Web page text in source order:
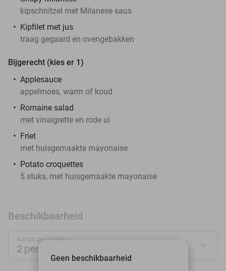
kipschnitzel met Milanese saus
Kipfilet met jus
traag gegaard en ovengebakken
Bijgerecht (kies er 1)
Applesauce
appelmoes, warm of koud
Romaine salad
met vinaigrette en rode ui
Friet
met huisgemaakte mayonaise
Potato croquettes
5 stuks, met huisgemaakte mayonaise
Beschikbaarheid
Aantal personen:
2 personen
Geen beschikbaarheid